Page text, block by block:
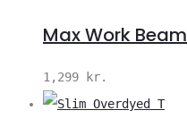
Max Work Beam
1,299 kr.